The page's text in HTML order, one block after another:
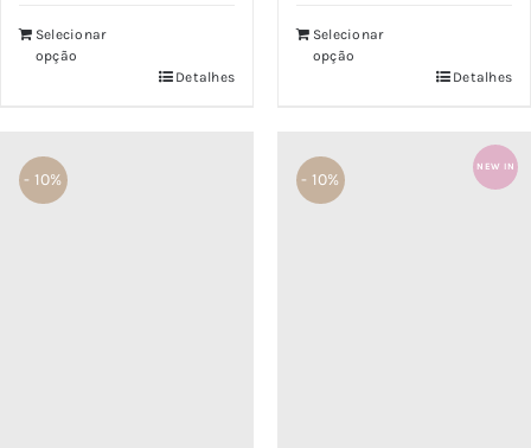
Selecionar
opção
Detalhes
Selecionar
opção
Detalhes
- 10%
NEW IN
- 10%